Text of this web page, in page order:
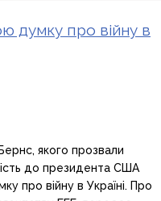
думку про війну в
якого прозвали
до президента США
про війну в Україні. Про